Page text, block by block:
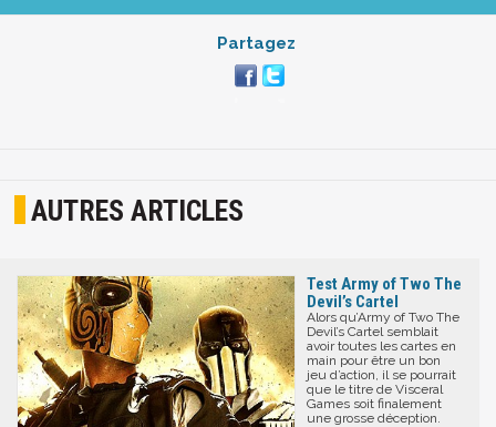
Partagez
AUTRES ARTICLES
Test Army of Two The
Devil’s Cartel
Alors qu’Army of Two The
Devil’s Cartel semblait
avoir toutes les cartes en
main pour être un bon
jeu d’action, il se pourrait
que le titre de Visceral
Games soit finalement
une grosse déception.